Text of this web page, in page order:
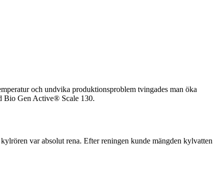
och undvika produktionsproblem tvingades man öka
Bio Gen Active® Scale 130.
var absolut rena. Efter reningen kunde mängden kylvatten